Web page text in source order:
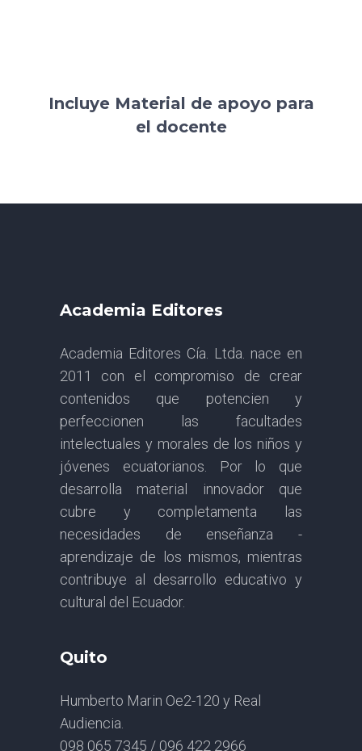
Incluye Material de apoyo para
el docente
Academia Editores
Academia Editores Cía. Ltda. nace en
2011 con el compromiso de crear
contenidos que potencien y
perfeccionen las facultades
intelectuales y morales de los niños y
jóvenes ecuatorianos. Por lo que
desarrolla material innovador que
cubre y completamenta las
necesidades de enseñanza -
aprendizaje de los mismos, mientras
contribuye al desarrollo educativo y
cultural del Ecuador.
Quito
Humberto Marin Oe2-120 y Real
Audiencia.
098 065 7345 / 096 422 2966